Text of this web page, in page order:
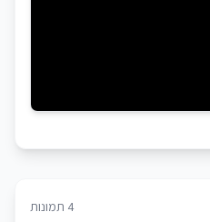
4 תמונות